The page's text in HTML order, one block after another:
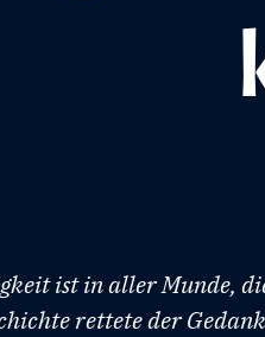
ist in aller Munde,
rettete der